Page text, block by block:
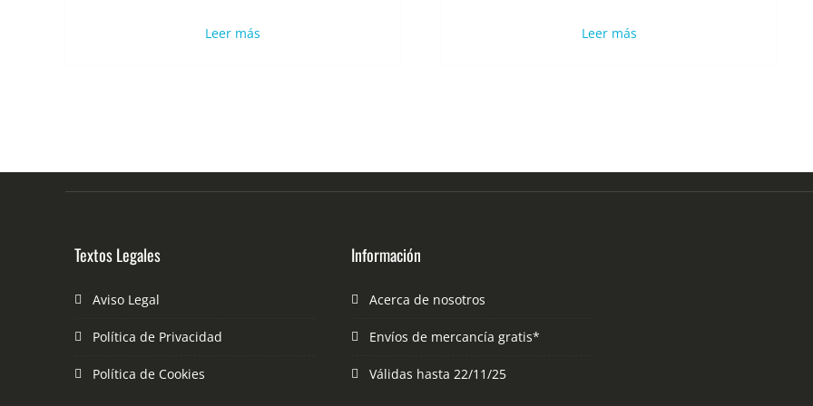
Leer más Leer más
Textos Legales
Aviso Legal
Política de Privacidad
Política de Cookies
Información
Acerca de nosotros
Envíos de mercancía gratis*
Válidas hasta 22/11/25